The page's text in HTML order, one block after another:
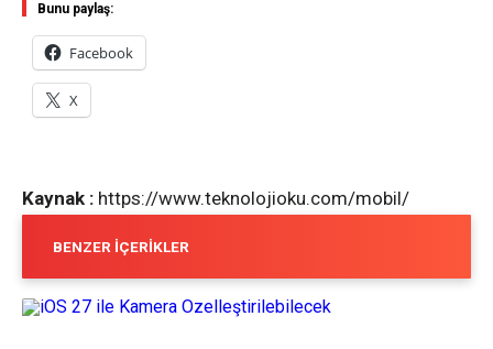
Bunu paylaş:
Facebook
X
Kaynak : https://www.teknolojioku.com/mobil/
BENZER İÇERIKLER